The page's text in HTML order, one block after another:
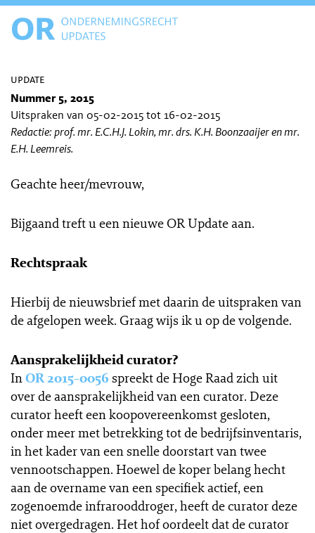
update
Nummer 5, 2015
Uitspraken van 05-02-2015 tot 16-02-2015
Redactie: prof. mr. E.C.H.J. Lokin, mr. drs. K.H. Boonzaaijer en mr.
E.H. Leemreis.
Geachte heer/mevrouw,
Bijgaand treft u een nieuwe OR Update aan.
Rechtspraak
Hierbij de nieuwsbrief met daarin de uitspraken van
de afgelopen week. Graag wijs ik u op de volgende.
Aansprakelijkheid curator?
InOR 2015-0056 spreekt de Hoge Raad zich uit
over de aansprakelijkheid van een curator. Deze
curator heeft een koopovereenkomst gesloten,
onder meer met betrekking tot de bedrijfsinventaris,
in het kader van een snelle doorstart van twee
vennootschappen. Hoewel de koper belang hecht
aan de overname van een specifiek actief, een
zogenoemde infrarooddroger, heeft de curator deze
niet overgedragen. Het hof oordeelt dat de curator